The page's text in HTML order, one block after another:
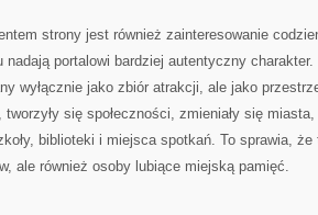
strony jest również zainteresowanie
nadają portalowi bardziej autentyczny
wyłącznie jako zbiór atrakcji, ale jako
się społeczności, zmieniały się miasta,
biblioteki i miejsca spotkań. To sprawia,
ale również osoby lubiące miejską pamięć.